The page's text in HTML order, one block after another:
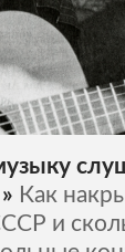
Как
и